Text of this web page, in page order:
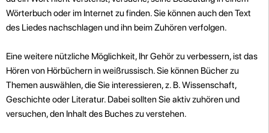
Wörterbuch oder im Internet zu finden. Sie können auch den Text
des Liedes nachschlagen und ihn beim Zuhören verfolgen.
Eine weitere nützliche Möglichkeit, Ihr Gehör zu verbessern, ist das
Hören von Hörbüchern in weißrussisch. Sie können Bücher zu
Themen auswählen, die Sie interessieren, z. B. Wissenschaft,
Geschichte oder Literatur. Dabei sollten Sie aktiv zuhören und
versuchen, den Inhalt des Buches zu verstehen.